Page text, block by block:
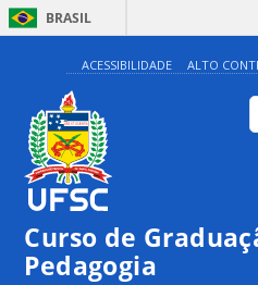
BRASIL
ACESSIBILIDADE ALTO
Curso de
Pedagogia